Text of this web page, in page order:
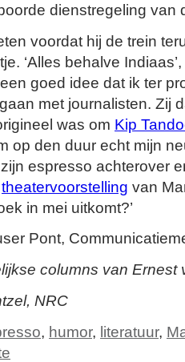
dienstregeling van
voordat hij de trein
‘Alles behalve
goed idee dat ik ter
met journalisten. Zij
was om Kip
op den duur echt mijn
espresso achterover
theatervoorstelling van
in mei uitkomt?’
Pont,
columns van
NRC
, humor, literatuur,